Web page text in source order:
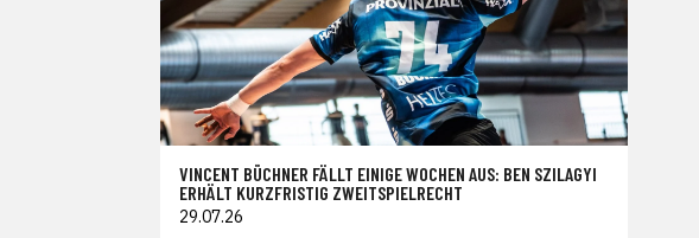
VINCENT BÜCHNER FÄLLT EINIGE WOCHEN AUS: BEN SZILAGYI
ERHÄLT KURZFRISTIG ZWEITSPIELRECHT
29.07.26